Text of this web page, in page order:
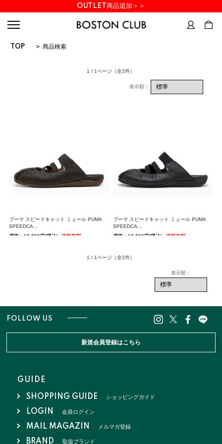
OUTLET商品追加＞＞
TOP > 商品検索
1 / 1ページ （全2件）
プーマ スピードキャット ミュール PUMA
SPEEDCA...
価格：13,200円(税込)
送料無料
プーマ スピードキャット ミュール PUMA
SPEEDCA...
価格：13,200円(税込)
送料無料
1 / 1ページ （全2件）
FOLLOW US
新規会員登録はこちら
GUIDE
SHOPPING GUIDE ショッピングガイド
LOGIN 会員ログイン
MAIL MAGAZIN メルマガ登録
BRAND 取扱ブランド